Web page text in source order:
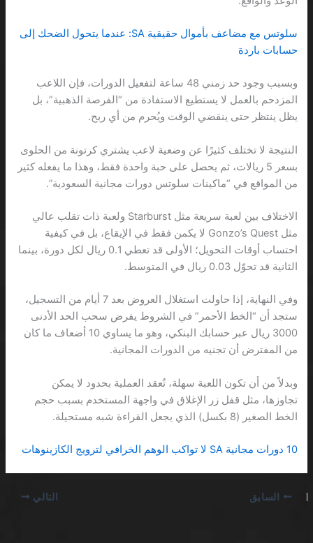
سلوتس مع مضاعف بأموال حقيقية SA: عندما يتحول الضحك إلى
حسابات باردة
وبسبب وجود حد زمني 48 ساعة لتفعيل الدورات، فإن اللاعب
المزدحم بالعمل لا يستطيع الاستفادة من “الفرصة الذهبية”، بل
يظل ينتظر حتى ينقضي الوقت ويُحرم من أي ربح.
النتيجة لا تختلف كثيرًا عن وضعية لاعب يشتري كرتونة من الحلوى
بسعر 5 ريالات، ثم يحصل على حبة واحدة فقط، وهذا ما يفعله كثير
من المواقع في “ماكينات سلوتس دورات مجانية السعودية”.
الاختلاف بين لعبة سريعة مثل Starburst ولعبة ذات تقلب عالي
مثل Gonzo’s Quest لا يكمن فقط في الإيقاع، بل في كيفية
احتساب أوقات التحويل؛ الأولى قد تعطي 0.1 ريال لكل دورة، بينما
الثانية قد تحوّل 0.03 ريال في المتوسط.
وفي النهاية، إذا حاولت استغلال العروض بعد 7 أيام من التسجيل،
ستجد أن “الخط الأحمر” في الشروط يفرض سحب الحد الأدنى
3000 ريال عبر حسابك البنكي، وهو ما يساوي 10 أضعاف ما كان
من المفترض أن تجنيه من الدورات المجانية.
وبدلاً من أن تكون اللعبة سهلة، تُعقد العملية بحدود لا يمكن
تجاوزها، مثل قفل زر الإغلاق في واجهة المستخدم بسبب حجم
الخط الصغير (8 بكسل) الذي يجعل القراءة شبه مستحيلة.
10 دورات مجانية SA لا تواكب الوهم الخرافي لترويج الكازينوهات
السابق التالي